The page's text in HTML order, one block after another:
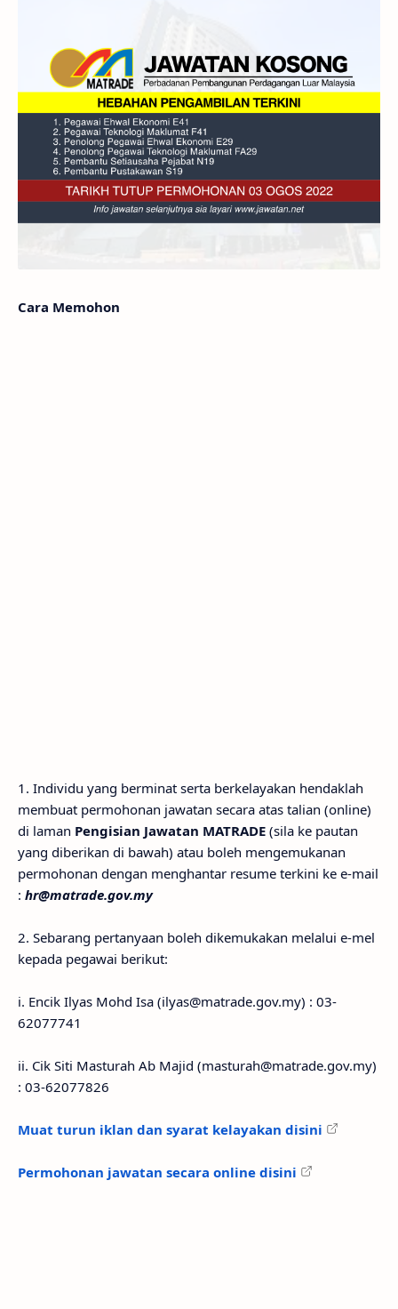
Cara Memohon
1. Individu yang berminat serta berkelayakan hendaklah
membuat permohonan jawatan secara atas talian (online)
di laman Pengisian Jawatan MATRADE (sila ke pautan
yang diberikan di bawah) atau boleh mengemukanan
permohonan dengan menghantar resume terkini ke e-mail
: hr@matrade.gov.my
2. Sebarang pertanyaan boleh dikemukakan melalui e-mel
kepada pegawai berikut:
i. Encik Ilyas Mohd Isa (ilyas@matrade.gov.my) : 03-
62077741
ii. Cik Siti Masturah Ab Majid (masturah@matrade.gov.my)
: 03-62077826
Muat turun iklan dan syarat kelayakan disini
Permohonan jawatan secara online disini